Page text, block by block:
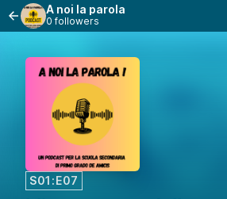
A noi la parola
0 followers
S01:E07